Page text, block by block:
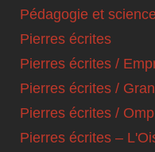
Pédagogie et
Pierres écrites
Pierres écrites /
Pierres écrites /
Pierres écrites /
Pierres écrites –